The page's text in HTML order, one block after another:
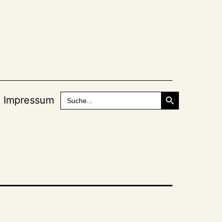
Impressum
Search
for:
Search Button